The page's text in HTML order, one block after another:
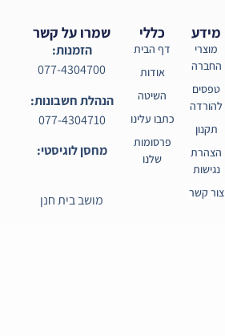
כללי
דף הבית
אודות
השיטה
כתבו עלינו
פרסומות
שלנו
מידע
מוצרי
החברה
טפסים
להורדה
תקנון
הצהרת
נגישות
צור קשר
שמרו על קשר
הזמנות:
077-4304700
הנהלת חשבונות:
077-4304710
מחסן לוגיסטי:
מושב בית חנן